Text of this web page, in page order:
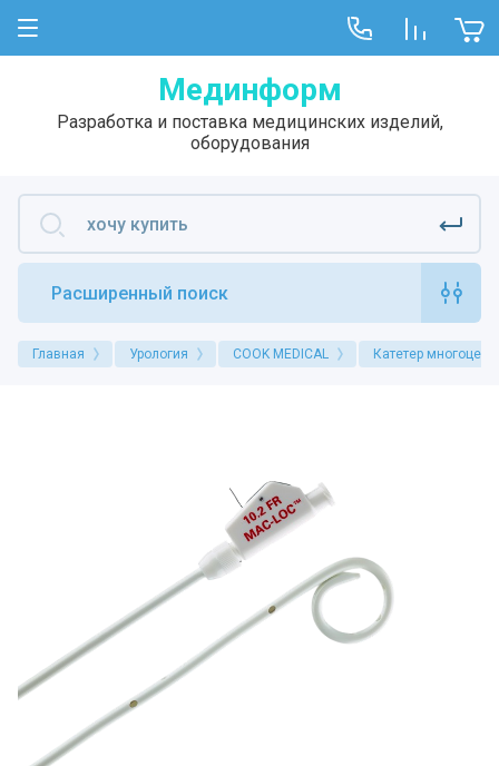
Мединформ
Разработка и поставка медицинских изделий,
оборудования
Расширенный поиск
Главная Урология COOK MEDICAL Катетер